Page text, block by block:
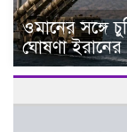
ওমানের সঙ্গে
ঘোষণা ইরানের